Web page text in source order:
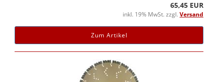
65,45 EUR
inkl. 19% MwSt. zzgl. Versand
Zum Artikel